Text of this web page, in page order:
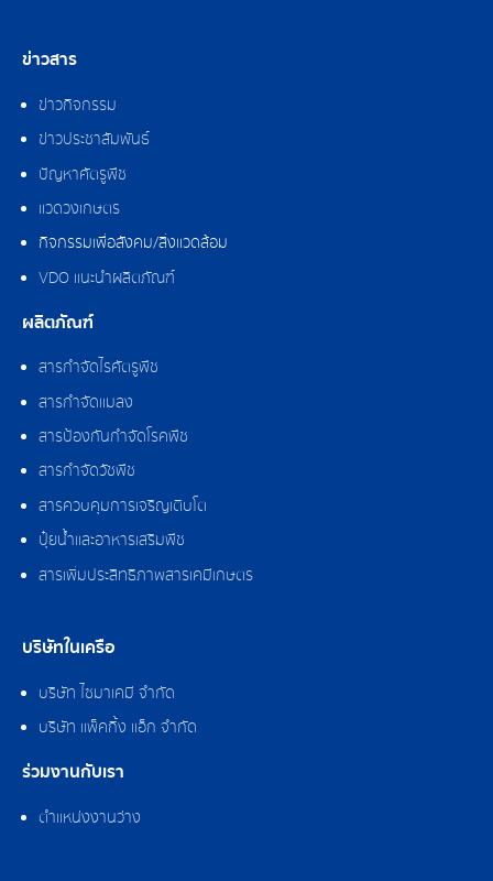
ข่าวสาร
ข่าวกิจกรรม
ข่าวประชาสัมพันธ์
ปัญหาศัตรูพืช
แวดวงเกษตร
กิจกรรมเพื่อสังคม/สิ่งแวดล้อม
VDO แนะนำผลิตภัณฑ์
ผลิตภัณฑ์
สารกำจัดไรศัตรูพืช
สารกำจัดแมลง
สารป้องกันกำจัดโรคพืช
สารกำจัดวัชพืช
สารควบคุมการเจริญเติบโต
ปุ๋ยน้ำและอาหารเสริมพืช
สารเพิ่มประสิทธิภาพสารเคมีเกษตร
บริษัทในเครือ
บริษัท ไซมาเคมี จำกัด
บริษัท แพ็คกิ้ง แอ็ก จำกัด
ร่วมงานกับเรา
ตำแหน่งงานว่าง